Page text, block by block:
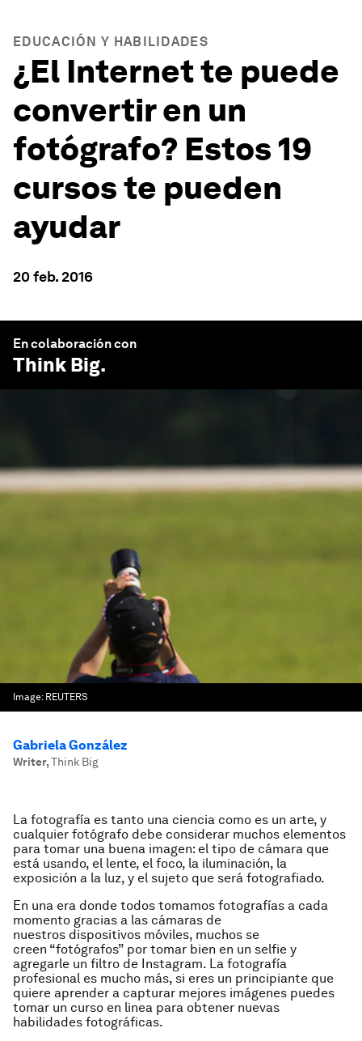
EDUCACIÓN Y HABILIDADES
¿El Internet te puede
convertir en un
fotógrafo? Estos 19
cursos te pueden
ayudar
20 feb. 2016
En colaboración con
Think Big.
Image: REUTERS
Gabriela González
Writer,Think Big
La fotografía es tanto una ciencia como es un arte, y
cualquier fotógrafo debe considerar muchos elementos
para tomar una buena imagen: el tipo de cámara que
está usando, el lente, el foco, la iluminación, la
exposición a la luz, y el sujeto que será fotografiado.
En una era donde todos tomamos fotografías a cada
momento gracias a las cámaras de
nuestros dispositivos móviles, muchos se
creen “fotógrafos” por tomar bien en un selfie y
agregarle un filtro de Instagram. La fotografía
profesional es mucho más, si eres un principiante que
quiere aprender a capturar mejores imágenes puedes
tomar un curso en linea para obtener nuevas
habilidades fotográficas.